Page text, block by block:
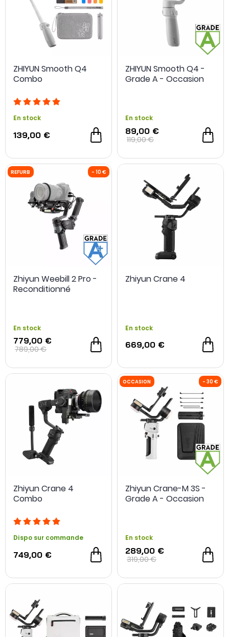
ZHIYUN Smooth Q4
Combo
En stock
139,00 € OCCASION
ZHIYUN Smooth Q4 -
Grade A - Occasion
En stock
89,00 €
119,00 €
Zhiyun Weebill 2 Pro -
Reconditionné
En stock
779,00 €
789,00 €
Zhiyun Crane 4
En stock
669,00 €
Zhiyun Crane 4
Combo
Dispo sur commande
749,00 €
Zhiyun Crane-M 3S -
Grade A - Occasion
En stock
289,00 €
319,00 €